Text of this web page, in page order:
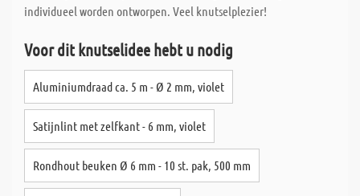
individueel worden ontworpen. Veel knutselplezier!
Voor dit knutselidee hebt u nodig
Aluminiumdraad ca. 5 m - Ø 2 mm, violet
Satijnlint met zelfkant - 6 mm, violet
Rondhout beuken Ø 6 mm - 10 st. pak, 500 mm